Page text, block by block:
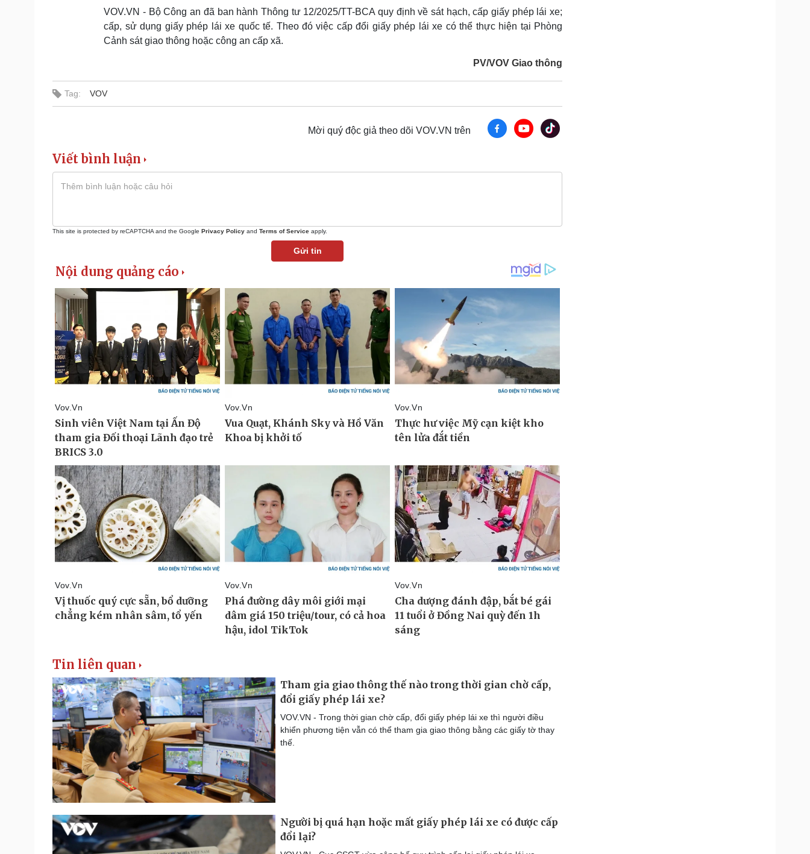
VOV.VN - Bộ Công an đã ban hành Thông tư 12/2025/TT-BCA quy định về sát hạch, cấp giấy phép lái xe;
cấp, sử dụng giấy phép lái xe quốc tế. Theo đó việc cấp đổi giấy phép lái xe có thể thực hiện tại Phòng
Cảnh sát giao thông hoặc công an cấp xã.
PV/VOV Giao thông
Tag: VOV
Mời quý độc giả theo dõi VOV.VN trên
Viết bình luận
This site is protected by reCAPTCHA and the Google Privacy Policy and Terms of Service apply.
Gửi tin
Tin liên quan
Tham gia giao thông thế nào trong thời gian chờ cấp,
đổi giấy phép lái xe?
VOV.VN - Trong thời gian chờ cấp, đổi giấy phép lái xe thì người điều
khiển phương tiện vẫn có thể tham gia giao thông bằng các giấy tờ thay
thế.
Người bị quá hạn hoặc mất giấy phép lái xe có được cấp
đổi lại?